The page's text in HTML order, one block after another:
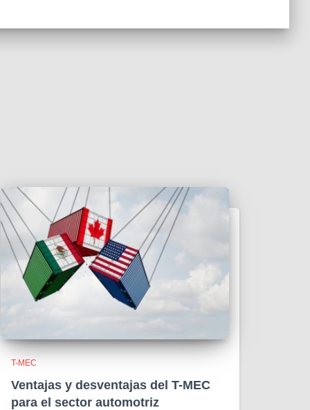
T-MEC
Ventajas y desventajas del T-MEC
para el sector automotriz